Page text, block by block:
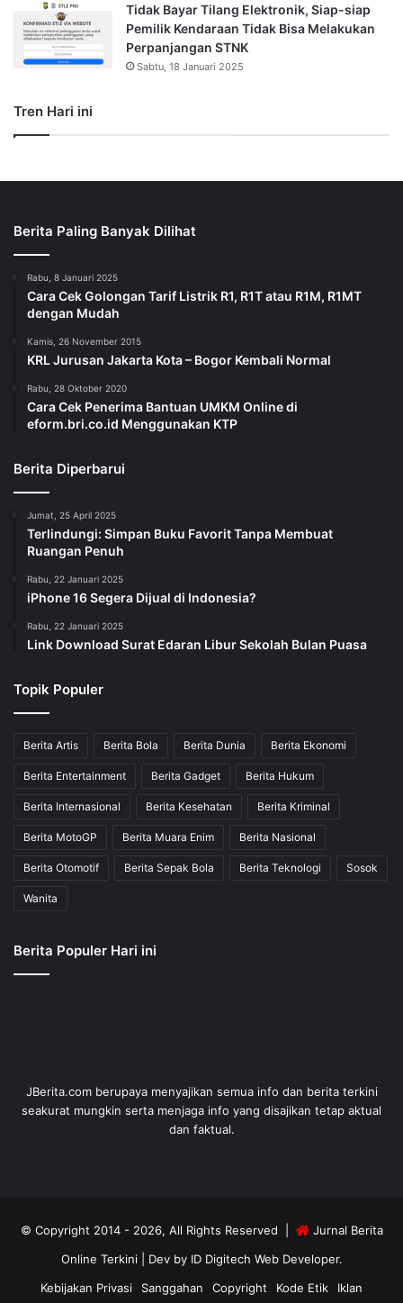
Tidak Bayar Tilang Elektronik, Siap-siap
Pemilik Kendaraan Tidak Bisa Melakukan
Perpanjangan STNK
Sabtu, 18 Januari 2025
Tren Hari ini
Berita Paling Banyak Dilihat
Rabu, 8 Januari 2025
Cara Cek Golongan Tarif Listrik R1, R1T atau R1M, R1MT
dengan Mudah
Kamis, 26 November 2015
KRL Jurusan Jakarta Kota – Bogor Kembali Normal
Rabu, 28 Oktober 2020
Cara Cek Penerima Bantuan UMKM Online di
eform.bri.co.id Menggunakan KTP
Berita Diperbarui
Jumat, 25 April 2025
Terlindungi: Simpan Buku Favorit Tanpa Membuat
Ruangan Penuh
Rabu, 22 Januari 2025
iPhone 16 Segera Dijual di Indonesia?
Rabu, 22 Januari 2025
Link Download Surat Edaran Libur Sekolah Bulan Puasa
Topik Populer
Berita Artis Berita Bola Berita Dunia Berita Ekonomi
Berita Entertainment Berita Gadget Berita Hukum
Berita Internasional Berita Kesehatan Berita Kriminal
Berita MotoGP Berita Muara Enim Berita Nasional
Berita Otomotif Berita Sepak Bola Berita Teknologi Sosok
Wanita
Berita Populer Hari ini
JBerita.com berupaya menyajikan semua info dan berita terkini
seakurat mungkin serta menjaga info yang disajikan tetap aktual
dan faktual.
© Copyright 2014 - 2026, All Rights Reserved |
Jurnal Berita
Online Terkini| Dev by ID Digitech Web Developer.
Kebijakan Privasi
Sanggahan Copyright Kode Etik Iklan